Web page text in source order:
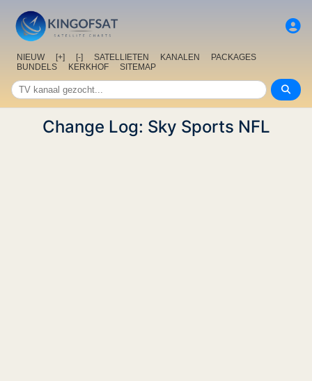
NIEUW [+] [-] SATELLIETEN KANALEN
PACKAGES
BUNDELS
KERKHOF SITEMAP
Change Log: Sky Sports NFL